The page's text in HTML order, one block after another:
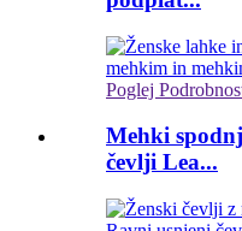
Poglej
Mehki
čevlji Lea...